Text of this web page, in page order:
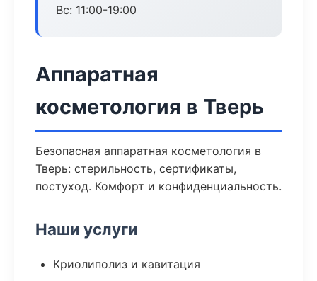
Вс: 11:00-19:00
Аппаратная
косметология в Тверь
Безопасная аппаратная косметология в
Тверь: стерильность, сертификаты,
постуход. Комфорт и конфиденциальность.
Наши услуги
Криолиполиз и кавитация